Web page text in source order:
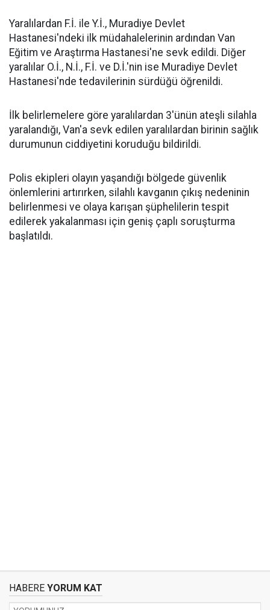
Yaralılardan F.İ. ile Y.İ., Muradiye Devlet
Hastanesi'ndeki ilk müdahalelerinin ardından Van
Eğitim ve Araştırma Hastanesi'ne sevk edildi. Diğer
yaralılar O.İ., N.İ., F.İ. ve D.İ.'nin ise Muradiye Devlet
Hastanesi'nde tedavilerinin sürdüğü öğrenildi.
İlk belirlemelere göre yaralılardan 3'ünün ateşli silahla
yaralandığı, Van'a sevk edilen yaralılardan birinin sağlık
durumunun ciddiyetini koruduğu bildirildi.
Polis ekipleri olayın yaşandığı bölgede güvenlik
önlemlerini artırırken, silahlı kavganın çıkış nedeninin
belirlenmesi ve olaya karışan şüphelilerin tespit
edilerek yakalanması için geniş çaplı soruşturma
başlatıldı.
HABERE YORUM KAT